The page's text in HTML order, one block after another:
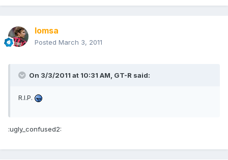
lomsa
Posted March 3, 2011
On 3/3/2011 at 10:31 AM, GT-R said:
R.I.P.
:ugly_confused2: